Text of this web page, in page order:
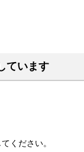
ています
ください。